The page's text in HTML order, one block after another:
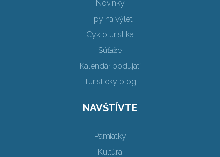
Novinky
Tipy na výlet
Cykloturistika
Súťaže
Kalendár podujatí
Turistický blog
NAVŠTÍVTE
Pamiatky
Kultúra